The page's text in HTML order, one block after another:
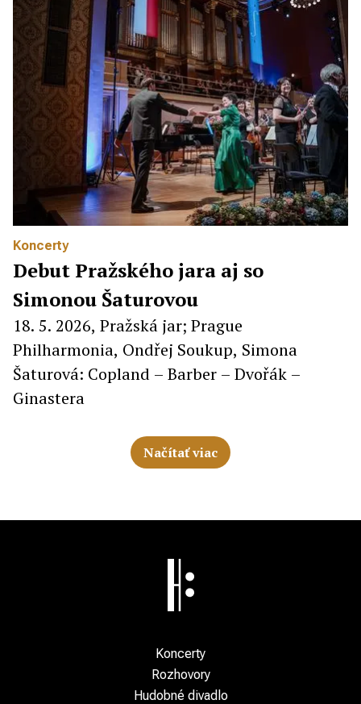
Koncerty
Debut Pražského jara aj so
Simonou Šaturovou
18. 5. 2026, Pražská jar; Prague
Philharmonia, Ondřej Soukup, Simona
Šaturová: Copland – Barber – Dvořák –
Ginastera
Načítať viac
Koncerty
Rozhovory
Hudobné divadlo